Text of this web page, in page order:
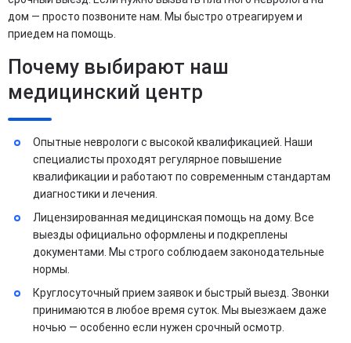
дом — просто позвоните нам. Мы быстро отреагируем и
приедем на помощь.
Почему выбирают наш
медицинский центр
Опытные неврологи с высокой квалификацией. Наши
специалисты проходят регулярное повышение
квалификации и работают по современным стандартам
диагностики и лечения.
Лицензированная медицинская помощь на дому. Все
выезды официально оформлены и подкреплены
документами. Мы строго соблюдаем законодательные
нормы.
Круглосуточный прием заявок и быстрый выезд. Звонки
принимаются в любое время суток. Мы выезжаем даже
ночью — особенно если нужен срочный осмотр.